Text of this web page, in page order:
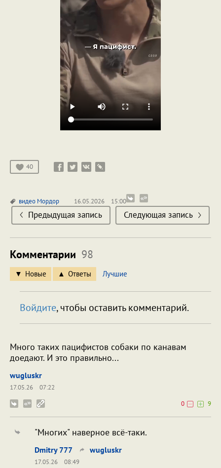
40
видео Мордор 16.05.2026 15:00
Предыдущая запись Следующая запись
Комментарии 98
Новые Ответы Лучшие
Войдите, чтобы оставить комментарий.
Много таких пацифистов собаки по канавам
доедают. И это правильно...
wugluskr
17.05.26
07:22
0
9
"Многих" наверное всё-таки.
Dmitry 777 wugluskr
17.05.26
08:49